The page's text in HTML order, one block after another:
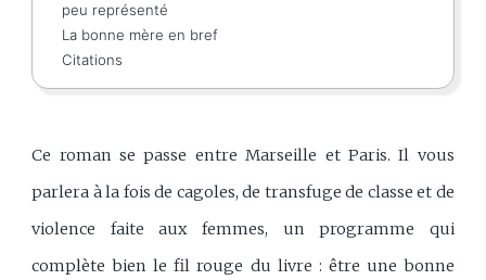
peu représenté
La bonne mère en bref
Citations
Ce roman se passe entre Marseille et Paris. Il vous
parlera à la fois de cagoles, de transfuge de classe et de
violence faite aux femmes, un programme qui
complète bien le fil rouge du livre : être une bonne